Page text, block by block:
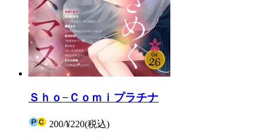
Ｓｈｏ−Ｃｏｍｉプラチナ
200/¥220(税込)